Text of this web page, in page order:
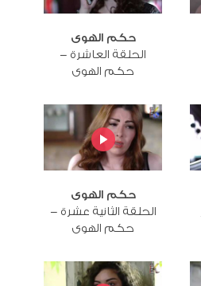
حكم الهوى
الحلقة العاشرة -
حكم الهوى
حكم الهوى
الحلقة الثانية عشرة -
حكم الهوى